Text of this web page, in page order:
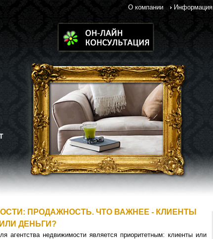
О компании Информация
ПРОДАЖНОСТЬ. ЧТО ВАЖНЕЕ - КЛИЕНТЫ
ИЛИ ДЕНЬГИ?
агентства недвижимости является приоритетным: клиенты или